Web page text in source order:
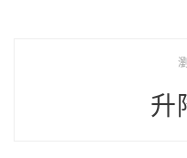
升